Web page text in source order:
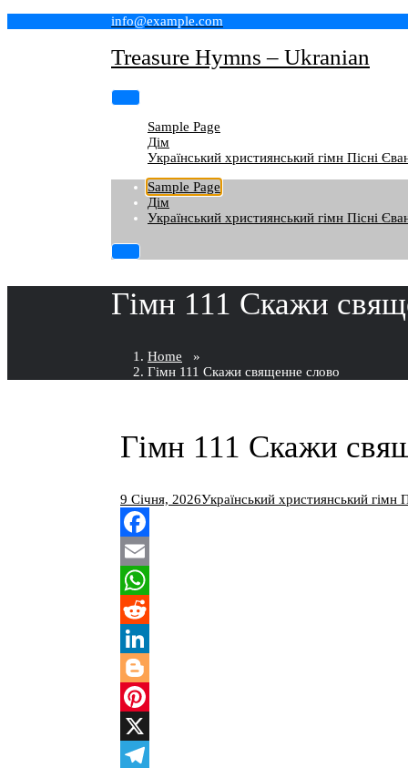
info@example.com
Treasure Hymns – Ukranian
Sample Page
Дім
Український християнський гімн Пісні
Sample Page
Дім
Український християнський гімн Пісні
Гімн 111 Скажи
Home »
Гімн 111 Скажи священне слово
Гімн 111 Скажи
9 Січня, 2026Український християнський гімн
Facebook
Email
WhatsApp
Reddit
LinkedIn
Blogger
Pinterest
X